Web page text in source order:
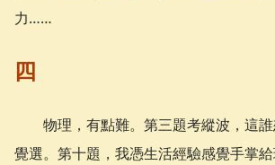
力……
四
物理，有點難。第三題考縱波，這
覺選。第十題，我憑生活經驗感覺手掌